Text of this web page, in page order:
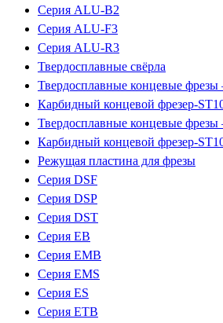
Серия ALU-B2
Серия ALU-F3
Серия ALU-R3
Твердосплавные свёрла
Твердосплавные концевые
Карбидный концевой фрезер-
Твердосплавные концевые
Карбидный концевой фрезер-
Режущая пластина для фрезы
Серия DSF
Серия DSP
Серия DST
Серия EB
Серия EMB
Серия EMS
Серия ES
Серия ETB